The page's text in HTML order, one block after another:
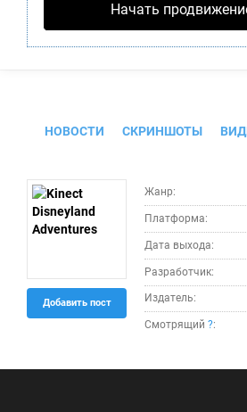
Начать
НОВОСТИ СКРИНШОТЫ
Жанр:
Платформа:
Дата выхода:
Разработчик:
Издатель:
Смотрящий ?:
Добавить пост